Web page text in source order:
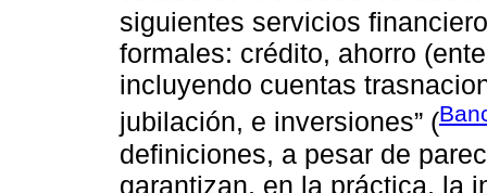
siguientes servicios
formales: crédito, ahorro
incluyendo cuentas
jubilación, e inversiones” (
definiciones, a pesar de
garantizan, en la práctica, la